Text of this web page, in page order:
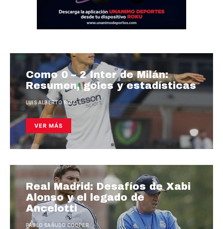
Como 0 – 2 Inter de Milán:
Resumen, goles y estadísticas
LUIS ALBERTO RUIZ
VER MÁS
Real Madrid: Desafíos de Xabi
Alonso y el legado de
Ancelotti
PABLO SAÑUDO COOPER